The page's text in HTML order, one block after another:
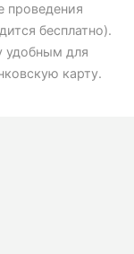
проведения
бесплатно).
удобным для
карту.